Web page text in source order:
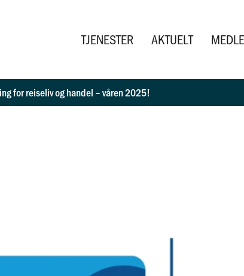
TJENESTER AKTUELT
for reiseliv og handel – våren 2025!